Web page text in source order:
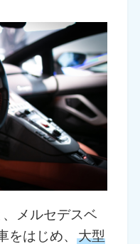
メルセデスベ
をはじめ、大型